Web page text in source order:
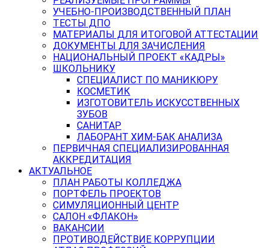
УЧЕБНО-ПРОИЗВОДСТВЕННЫЙ ПЛАН
ТЕСТЫ ДПО
МАТЕРИАЛЫ ДЛЯ ИТОГОВОЙ АТТЕСТАЦИИ
ДОКУМЕНТЫ ДЛЯ ЗАЧИСЛЕНИЯ
НАЦИОНАЛЬНЫЙ ПРОЕКТ «КАДРЫ»
ШКОЛЬНИКУ
СПЕЦИАЛИСТ ПО МАНИКЮРУ
КОСМЕТИК
ИЗГОТОВИТЕЛЬ ИСКУССТВЕННЫХ
ЗУБОВ
САНИТАР
ЛАБОРАНТ ХИМ-БАК АНАЛИЗА
ПЕРВИЧНАЯ СПЕЦИАЛИЗИРОВАННАЯ
АККРЕДИТАЦИЯ
АКТУАЛЬНОЕ
ПЛАН РАБОТЫ КОЛЛЕДЖА
ПОРТФЕЛЬ ПРОЕКТОВ
СИМУЛЯЦИОННЫЙ ЦЕНТР
САЛОН «ФЛАКОН»
ВАКАНСИИ
ПРОТИВОДЕЙСТВИЕ КОРРУПЦИИ